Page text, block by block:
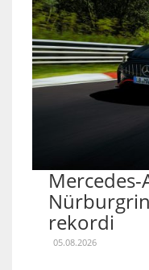
Mercedes-
rekordi
05.08.2026